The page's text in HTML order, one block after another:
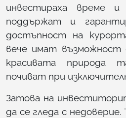
инвестираха време
поддържат и
достъпност на
вече имат възможност
красивата природа
почиват при
Затова на
да се гледа с